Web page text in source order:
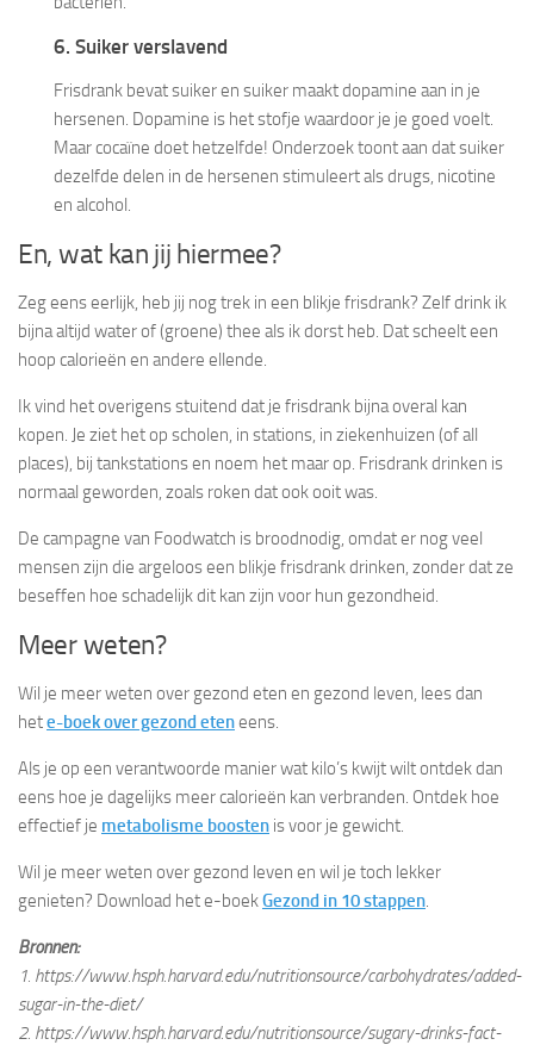
6. Suiker verslavend
Frisdrank bevat suiker en suiker maakt dopamine aan in je
hersenen. Dopamine is het stofje waardoor je je goed voelt.
Maar cocaïne doet hetzelfde! Onderzoek toont aan dat suiker
dezelfde delen in de hersenen stimuleert als drugs, nicotine
en alcohol.
En, wat kan jij hiermee?
Zeg eens eerlijk, heb jij nog trek in een blikje frisdrank? Zelf drink ik
bijna altijd water of (groene) thee als ik dorst heb. Dat scheelt een
hoop calorieën en andere ellende.
Ik vind het overigens stuitend dat je frisdrank bijna overal kan
kopen. Je ziet het op scholen, in stations, in ziekenhuizen (of all
places), bij tankstations en noem het maar op. Frisdrank drinken is
normaal geworden, zoals roken dat ook ooit was.
De campagne van Foodwatch is broodnodig, omdat er nog veel
mensen zijn die argeloos een blikje frisdrank drinken, zonder dat ze
beseffen hoe schadelijk dit kan zijn voor hun gezondheid.
Meer weten?
Wil je meer weten over gezond eten en gezond leven, lees dan
hete-boek over gezond eteneens.
Als je op een verantwoorde manier wat kilo’s kwijt wilt ontdek dan
eens hoe je dagelijks meer calorieën kan verbranden. Ontdek hoe
effectief je metabolisme boosten is voor je gewicht.
Wil je meer weten over gezond leven en wil je toch lekker
genieten? Download het e-boekGezond in 10 stappen.
Bronnen:
1. https://www.hsph.harvard.edu/nutritionsource/carbohydrates/added-
sugar-in-the-diet/
2. https://www.hsph.harvard.edu/nutritionsource/sugary-drinks-fact-